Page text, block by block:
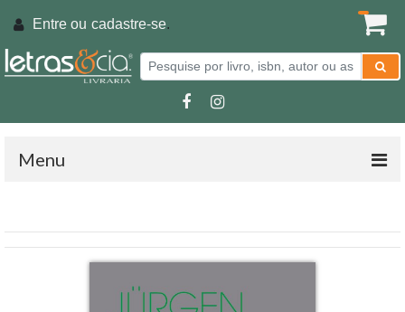
Entre ou cadastre-se.
Menu